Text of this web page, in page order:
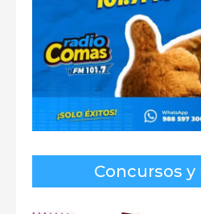
Concursos y